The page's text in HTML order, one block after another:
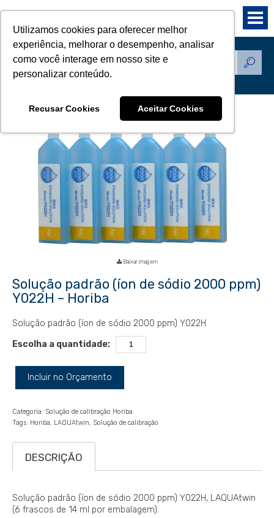
Utilizamos cookies para oferecer melhor
experiência, melhorar o desempenho, analisar
como você interage em nosso site e
personalizar conteúdo.
Recusar Cookies Aceitar Cookies
Produtos
Baixar imagem
Solução padrão (íon de sódio 2000 ppm)
Y022H – Horiba
Solução padrão (íon de sódio 2000 ppm) Y022H
Escolha a quantidade:
Incluir no Orçamento
Categoria: Solução de calibração Horiba
Tags: Horiba LAQUAtwin Solução de calibração
DESCRIÇÃO
Solução padrão (íon de sódio 2000 ppm) Y022H, LAQUAtwin
(6 frascos de 14 ml por embalagem).